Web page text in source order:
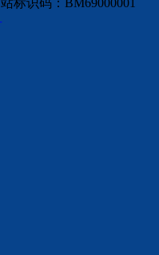
标识码：BM69000001